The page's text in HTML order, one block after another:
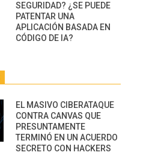
SEGURIDAD? ¿SE PUEDE
PATENTAR UNA
APLICACIÓN BASADA EN
CÓDIGO DE IA?
EL MASIVO CIBERATAQUE
CONTRA CANVAS QUE
PRESUNTAMENTE
TERMINÓ EN UN ACUERDO
SECRETO CON HACKERS